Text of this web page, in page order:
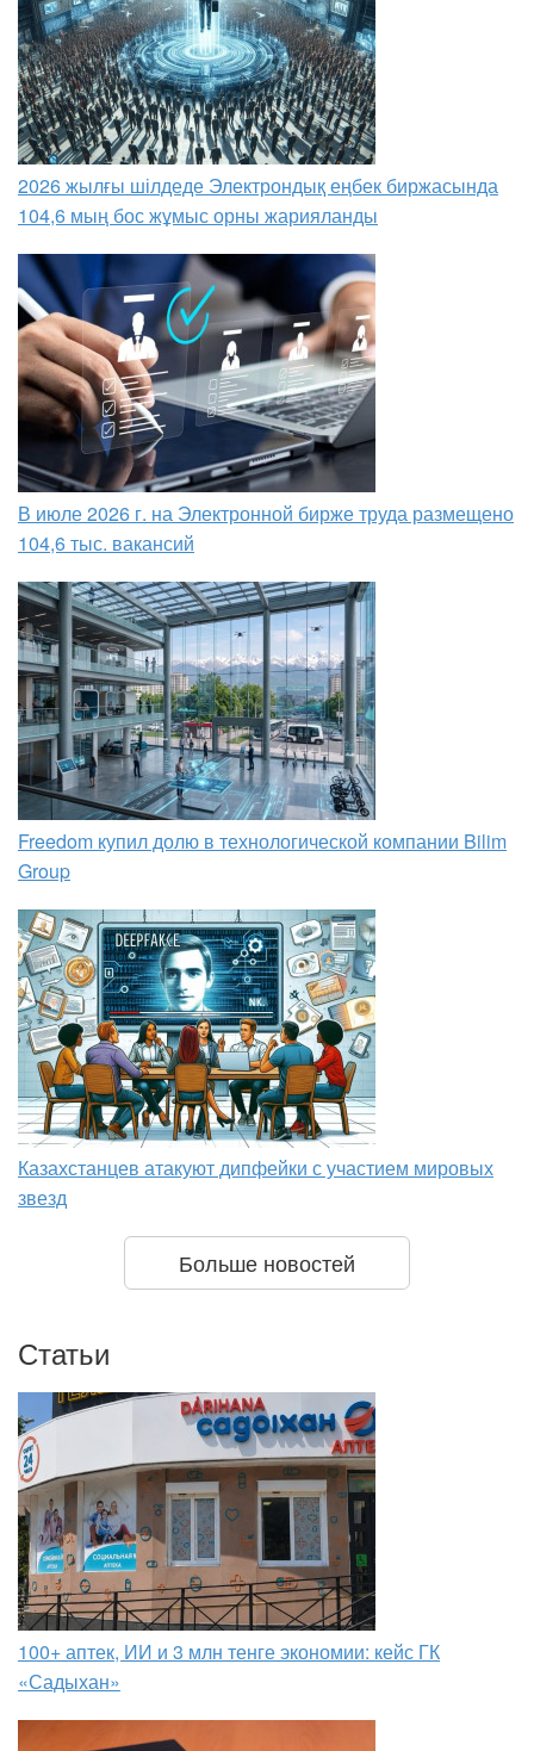
2026 жылғы шілдеде Электрондық еңбек биржасында
104,6 мың бос жұмыс орны жарияланды
В июле 2026 г. на Электронной бирже труда размещено
104,6 тыс. вакансий
Freedom купил долю в технологической компании Bilim
Group
Казахстанцев атакуют дипфейки с участием мировых
звезд
Больше новостей
Статьи
100+ аптек, ИИ и 3 млн тенге экономии: кейс ГК
«Садыхан»